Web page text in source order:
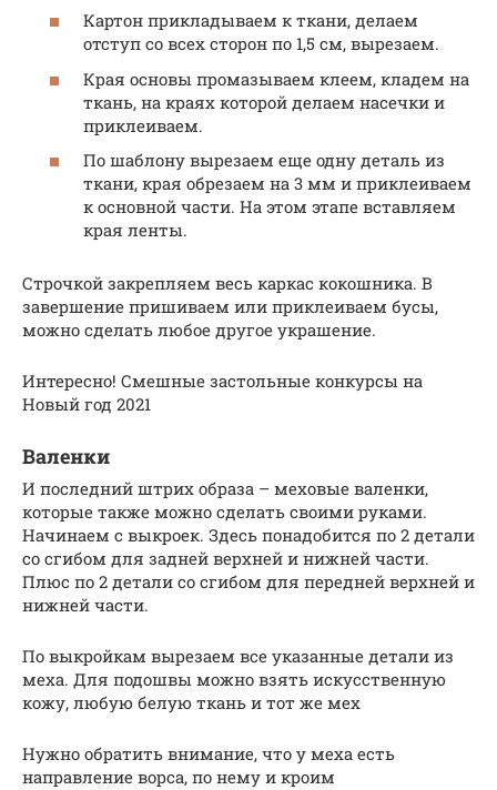
Картон прикладываем к ткани, делаем
отступ со всех сторон по 1,5 см, вырезаем.
Края основы промазываем клеем, кладем на
ткань, на краях которой делаем насечки и
приклеиваем.
По шаблону вырезаем еще одну деталь из
ткани, края обрезаем на 3 мм и приклеиваем
к основной части. На этом этапе вставляем
края ленты.
Строчкой закрепляем весь каркас кокошника. В
завершение пришиваем или приклеиваем бусы,
можно сделать любое другое украшение.
Интересно! Смешные застольные конкурсы на
Новый год 2021
Валенки
И последний штрих образа – меховые валенки,
которые также можно сделать своими руками.
Начинаем с выкроек. Здесь понадобится по 2 детали
со сгибом для задней верхней и нижней части.
Плюс по 2 детали со сгибом для передней верхней и
нижней части.
По выкройкам вырезаем все указанные детали из
меха. Для подошвы можно взять искусственную
кожу, любую белую ткань и тот же мех
Нужно обратить внимание, что у меха есть
направление ворса, по нему и кроим